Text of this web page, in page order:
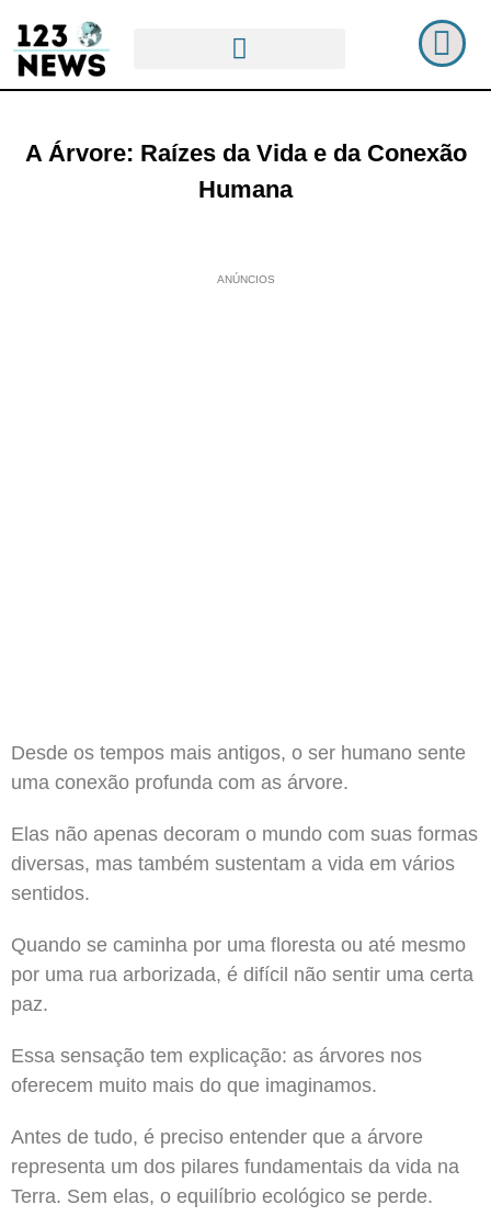
A Árvore: Raízes da Vida e da Conexão
Humana
ANÚNCIOS
Desde os tempos mais antigos, o ser humano sente
uma conexão profunda com as árvore.
Elas não apenas decoram o mundo com suas formas
diversas, mas também sustentam a vida em vários
sentidos.
Quando se caminha por uma floresta ou até mesmo
por uma rua arborizada, é difícil não sentir uma certa
paz.
Essa sensação tem explicação: as árvores nos
oferecem muito mais do que imaginamos.
Antes de tudo, é preciso entender que a árvore
representa um dos pilares fundamentais da vida na
Terra. Sem elas, o equilíbrio ecológico se perde.